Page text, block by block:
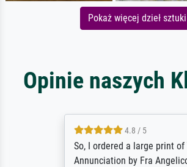
Pokaż więcej dzieł sztuki
Opinie naszych
4.8 / 5
So, I ordered a large print of The
Annunciation by Fra Angelico from